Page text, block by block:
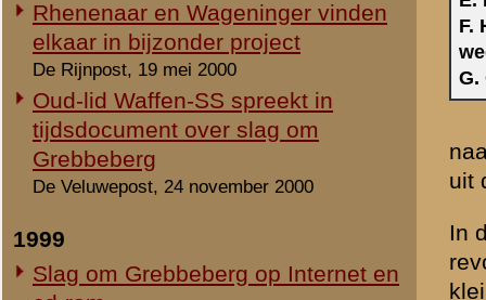
Het gedeelte van het
straatweg Rhenen -
helling van de Grebbeberg.
geheel links,
collectie - 1940)
De volgende dag walst
infanterie. Vanaf de
beheersen zij het
Duitse eenheden. Deze
Hoornwerk is
Pinksterdag valt de